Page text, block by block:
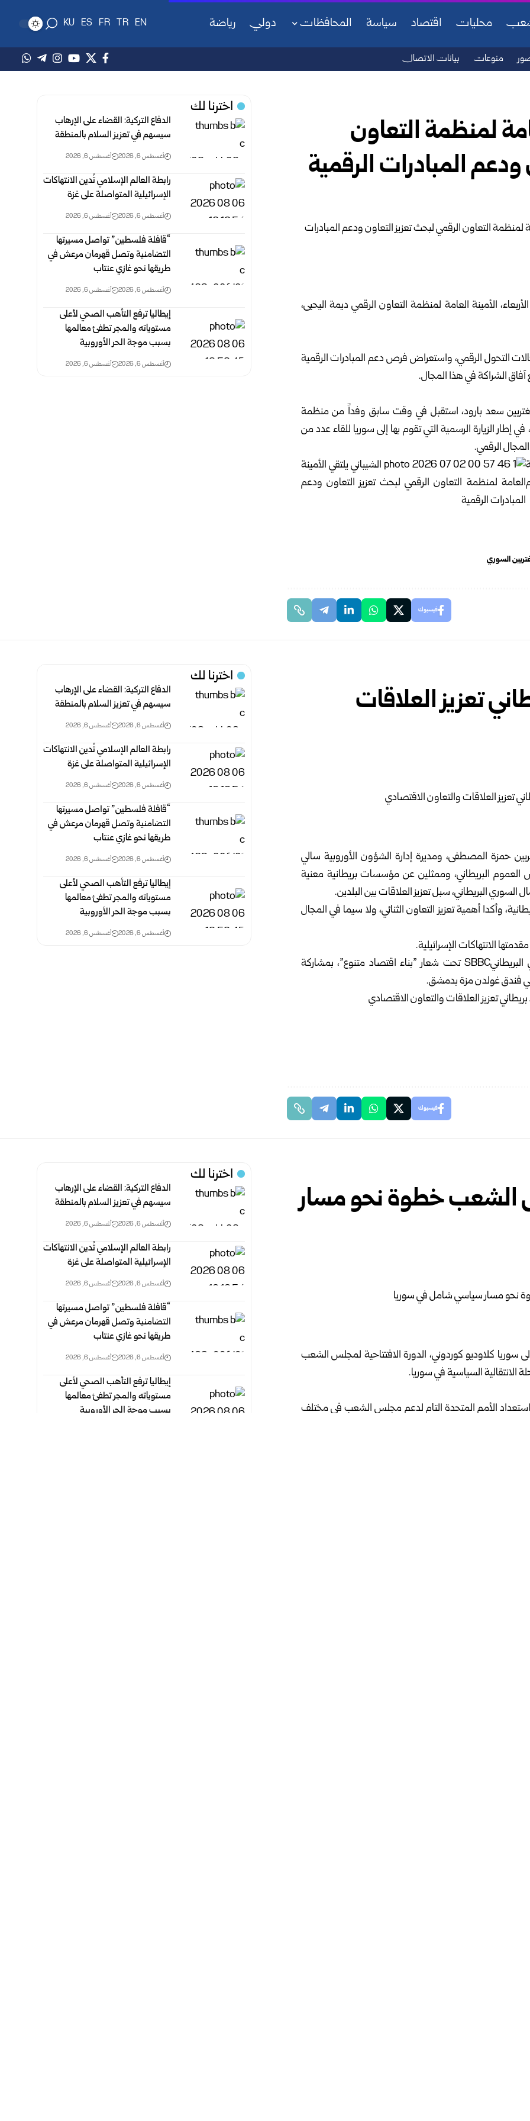
محليات اقتصاد سياسة المحافظات دولي رياضة EN
TR
FR
ES
KU
منوعات بيانات الاتصال
لمنظمة التعاون
المبادرات الرقمية
الأمينة العامة لمنظمة التعاون الرقمي ديمة اليحيى،
التحول الرقمي، واستعراض فرص دعم المبادرات الرقمية
آفاق الشراكة في هذا المجال.
سعد بارود، استقبل في وقت سابق وفداً من منظمة
إطار الزيارة الرسمية التي تقوم بها إلى سوريا للقاء عدد من
الرقمي.
السوري
فيسبوك
اخترنا لك
الدفاع التركية: القضاء على الإرهاب
سيسهم في تعزيز السلام بالمنطقة
أغسطس 6, 2026 أغسطس 6, 2026
رابطة العالم الإسلامي تُدين الانتهاكات
الإسرائيلية المتواصلة على غزة
أغسطس 6, 2026 أغسطس 6, 2026
“قافلة فلسطين” تواصل مسيرتها
التضامنية وتصل قهرمان مرعش في
طريقها نحو غازي عنتاب
أغسطس 6, 2026 أغسطس 6, 2026
إيطاليا ترفع التأهب الصحي لأعلى
مستوياته والمجر تطفئ معالمها
بسبب موجة الحر الأوروبية
أغسطس 6, 2026 أغسطس 6, 2026
تعزيز العلاقات
حمزة المصطفى، ‏ومديرة إدارة الشؤون الأوروبية سالي
البريطاني، وممثلين عن مؤسسات بريطانية معنية
البريطاني، سبل تعزيز العلاقات ‏بين البلدين.‏
وأكدا أهمية تعزيز ‏التعاون الثنائي، ولا سيما في المجال
الانتهاكات ‏الإسرائيلية.‏
وكانت عقدت اليوم أعمال مؤتمر مجلس ‏الأعمال ‏السوري البريطاني‎SBBC‏ تحت شعار ‌‏”بناء اقتصاد ‌‏متنوع”، بمشاركة
فيسبوك
اخترنا لك
الدفاع التركية: القضاء على الإرهاب
سيسهم في تعزيز السلام بالمنطقة
أغسطس 6, 2026 أغسطس 6, 2026
رابطة العالم الإسلامي تُدين الانتهاكات
الإسرائيلية المتواصلة على غزة
أغسطس 6, 2026 أغسطس 6, 2026
“قافلة فلسطين” تواصل مسيرتها
التضامنية وتصل قهرمان مرعش في
طريقها نحو غازي عنتاب
أغسطس 6, 2026 أغسطس 6, 2026
إيطاليا ترفع التأهب الصحي لأعلى
مستوياته والمجر تطفئ معالمها
بسبب موجة الحر الأوروبية
أغسطس 6, 2026 أغسطس 6, 2026
الشعب خطوة نحو مسار
كلاوديو كوردوني، الدورة الافتتاحية لمجلس الشعب
الانتقالية السياسية في سوريا.
استعداد الأمم المتحدة التام لدعم مجلس الشعب في مختلف
اخترنا لك
الدفاع التركية: القضاء على الإرهاب
سيسهم في تعزيز السلام بالمنطقة
أغسطس 6, 2026 أغسطس 6, 2026
رابطة العالم الإسلامي تُدين الانتهاكات
الإسرائيلية المتواصلة على غزة
أغسطس 6, 2026 أغسطس 6, 2026
“قافلة فلسطين” تواصل مسيرتها
التضامنية وتصل قهرمان مرعش في
طريقها نحو غازي عنتاب
أغسطس 6, 2026 أغسطس 6, 2026
إيطاليا ترفع التأهب الصحي لأعلى
مستوياته والمجر تطفئ معالمها
بسبب موجة الحر الأوروبية